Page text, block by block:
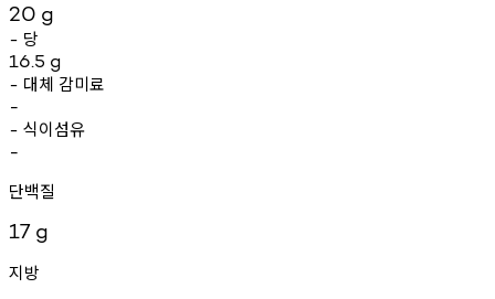
20 g
- 당
16.5 g
- 대체 감미료
-
- 식이섬유
-
단백질
17 g
지방